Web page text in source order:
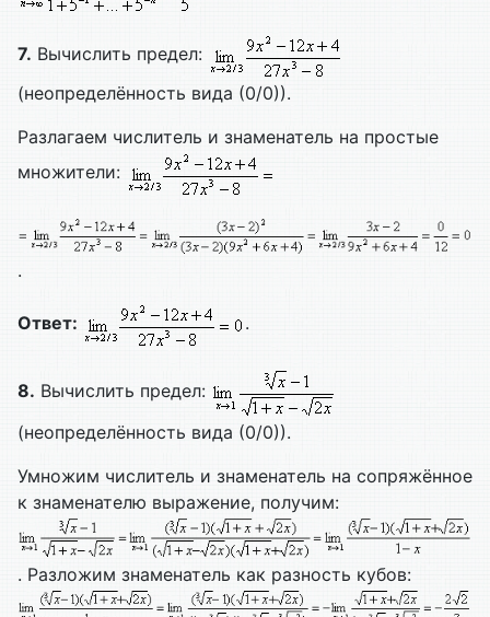
7. Вычислить предел:
(неопределённость вида (0/0)).
Разлагаем числитель и знаменатель на простые
множители:
.
Ответ: .
8. Вычислить предел:
(неопределённость вида (0/0)).
Умножим числитель и знаменатель на сопряжённое
к знаменателю выражение, получим:
. Разложим знаменатель как разность кубов: